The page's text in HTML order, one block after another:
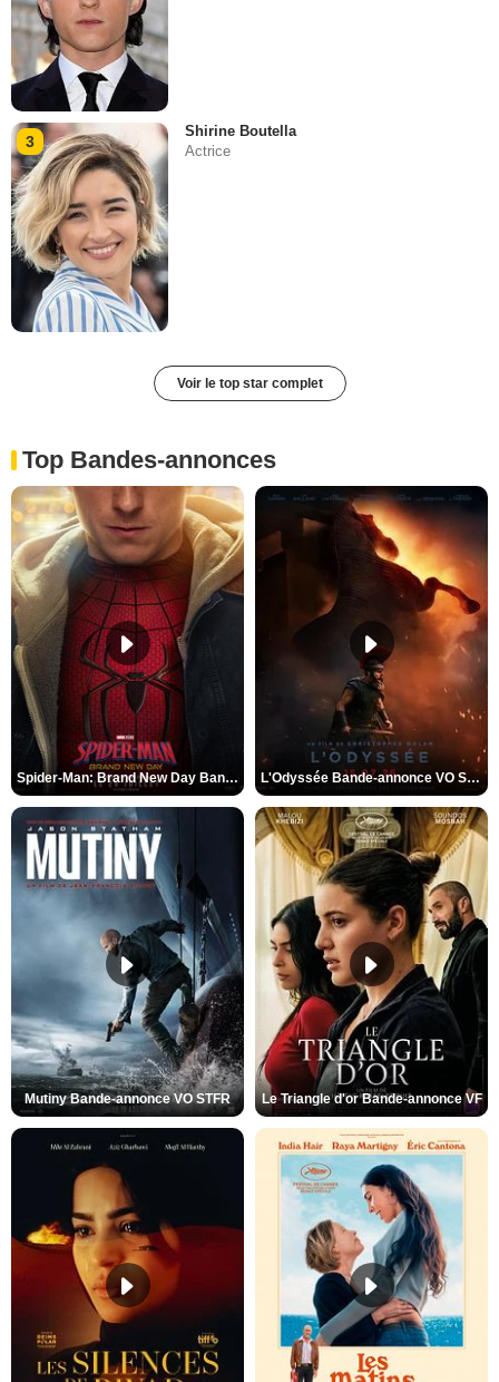
3
Shirine Boutella
Actrice
Voir le top star complet
Top Bandes-annonces
Spider-Man: Brand New Day Bande-annonce VO STFR L'Odyssée Bande-annonce VO STFR
Mutiny Bande-annonce VO STFR Le Triangle d'or Bande-annonce VF